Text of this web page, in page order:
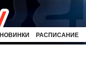
НОВИНКИ РАСПИСАНИЕ